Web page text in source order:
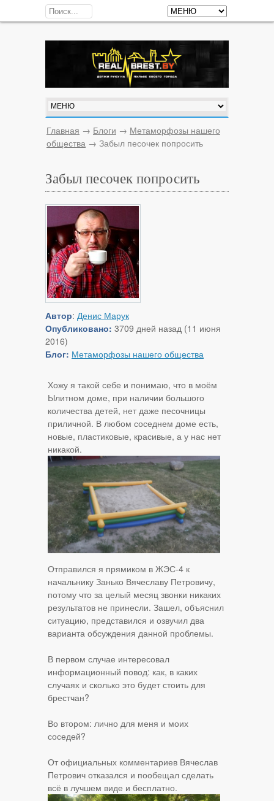
Главная → Блоги → Метаморфозы нашего
общества → Забыл песочек попросить
Забыл песочек попросить
Автор: Денис Марук
Опубликовано: 3709 дней назад (11 июня
2016)
Блог: Метаморфозы нашего общества
Хожу я такой себе и понимаю, что в моём
Ылитном доме, при наличии большого
количества детей, нет даже песочницы
приличной. В любом соседнем доме есть,
новые, пластиковые, красивые, а у нас нет
никакой.
Отправился я прямиком в ЖЭС-4 к
начальнику Занько Вячеславу Петровичу,
потому что за целый месяц звонки никаких
результатов не принесли. Зашел, объяснил
ситуацию, представился и озвучил два
варианта обсуждения данной проблемы.
В первом случае интересовал
информационный повод: как, в каких
случаях и сколько это будет стоить для
брестчан?
Во втором: лично для меня и моих
соседей?
От официальных комментариев Вячеслав
Петрович отказался и пообещал сделать
всё в лучшем виде и бесплатно.